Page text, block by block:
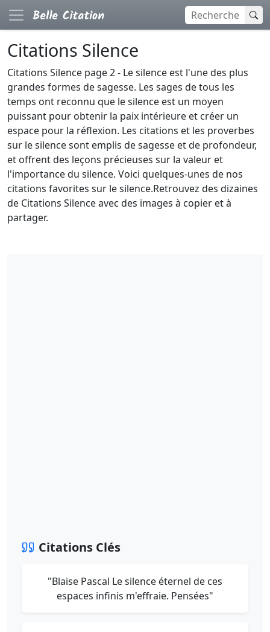
Citations Silence
Citations Silence page 2 - Le silence est l'une des plus
grandes formes de sagesse. Les sages de tous les
temps ont reconnu que le silence est un moyen
puissant pour obtenir la paix intérieure et créer un
espace pour la réflexion. Les citations et les proverbes
sur le silence sont emplis de sagesse et de profondeur,
et offrent des leçons précieuses sur la valeur et
l'importance du silence. Voici quelques-unes de nos
citations favorites sur le silence.Retrouvez des dizaines
de Citations Silence avec des images à copier et à
partager.
Citations Clés
"Blaise Pascal Le silence éternel de ces
espaces infinis m'effraie. Pensées"